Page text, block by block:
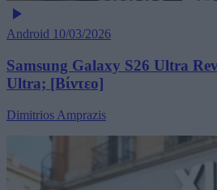
Android 10/03/2026
Samsung Galaxy S26 Ultra
Ultra; [Βίντεο]
Dimitrios Amprazis